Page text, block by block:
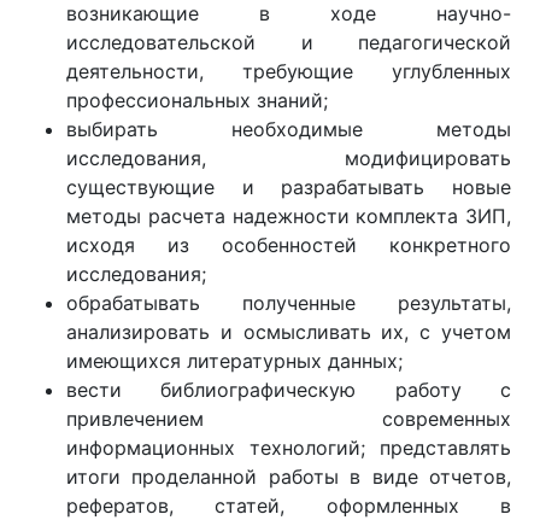
возникающие в ходе научно-
исследовательской и педагогической
деятельности, требующие углубленных
профессиональных знаний;
выбирать необходимые методы
исследования, модифицировать
существующие и разрабатывать новые
методы расчета надежности комплекта ЗИП,
исходя из особенностей конкретного
исследования;
обрабатывать полученные результаты,
анализировать и осмысливать их, с учетом
имеющихся литературных данных;
вести библиографическую работу с
привлечением современных
информационных технологий; представлять
итоги проделанной работы в виде отчетов,
рефератов, статей, оформленных в